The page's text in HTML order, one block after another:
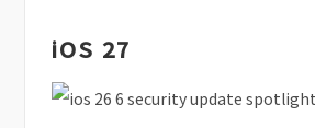
iOS 27